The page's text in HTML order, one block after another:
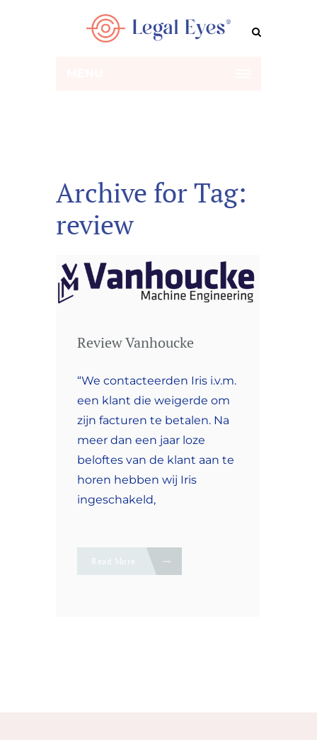
Archive for Tag:
review
Review Vanhoucke
“We contacteerden Iris i.v.m.
een klant die weigerde om
zijn facturen te betalen. Na
meer dan een jaar loze
beloftes van de klant aan te
horen hebben wij Iris
ingeschakeld,
Read More